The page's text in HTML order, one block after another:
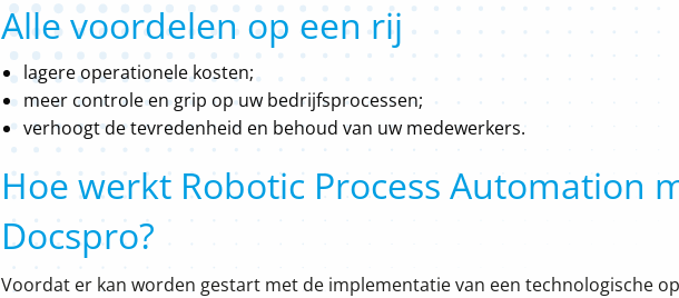
Alle voordelen op een rij
lagere operationele kosten;
meer controle en grip op uw bedrijfsprocessen;
verhoogt de tevredenheid en behoud van uw medewerkers.
Hoe werkt Robotic Process Automation
Docspro?
Voordat er kan worden gestart met de implementatie van een technologische